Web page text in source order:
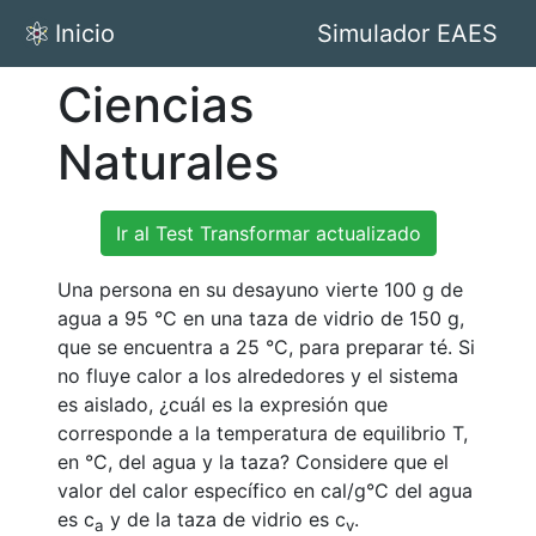
Inicio Simulador EAES
Ciencias
Naturales
Ir al Test Transformar actualizado
Una persona en su desayuno vierte 100 g de
agua a 95 °C en una taza de vidrio de 150 g,
que se encuentra a 25 °C, para preparar té. Si
no fluye calor a los alrededores y el sistema
es aislado, ¿cuál es la expresión que
corresponde a la temperatura de equilibrio T,
en °C, del agua y la taza? Considere que el
valor del calor específico en cal/g°C del agua
es ca y de la taza de vidrio es cv.